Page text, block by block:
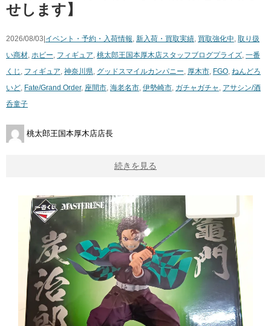
せします】
2026/08/03| イベント・予約・入荷情報, 新入荷・買取実績, 買取強化中, 取り扱
い商材, ホビー, フィギュア, 桃太郎王国本厚木店スタッフブログプライズ, 一番
くじ , フィギュア, 神奈川県, グッドスマイルカンパニー, 厚木市, FGO, ねんどろ
いど, Fate/Grand Order, 座間市, 海老名市, 伊勢崎市, ガチャガチャ , アサシン/酒
呑童子
桃太郎王国本厚木店店長
続きを見る